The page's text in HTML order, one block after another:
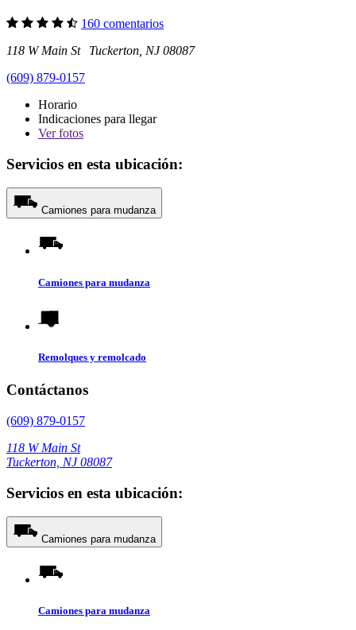
160 comentarios
118 W Main St Tuckerton, NJ 08087
(609) 879-0157
Horario
Indicaciones para llegar
Verfotos
Servicios en esta ubicación:
Camiones para mudanza
Camiones para mudanza
Remolques y remolcado
Contáctanos
(609) 879-0157
118 W Main St
Tuckerton, NJ 08087
Servicios en esta ubicación:
Camiones para mudanza
Camiones para mudanza